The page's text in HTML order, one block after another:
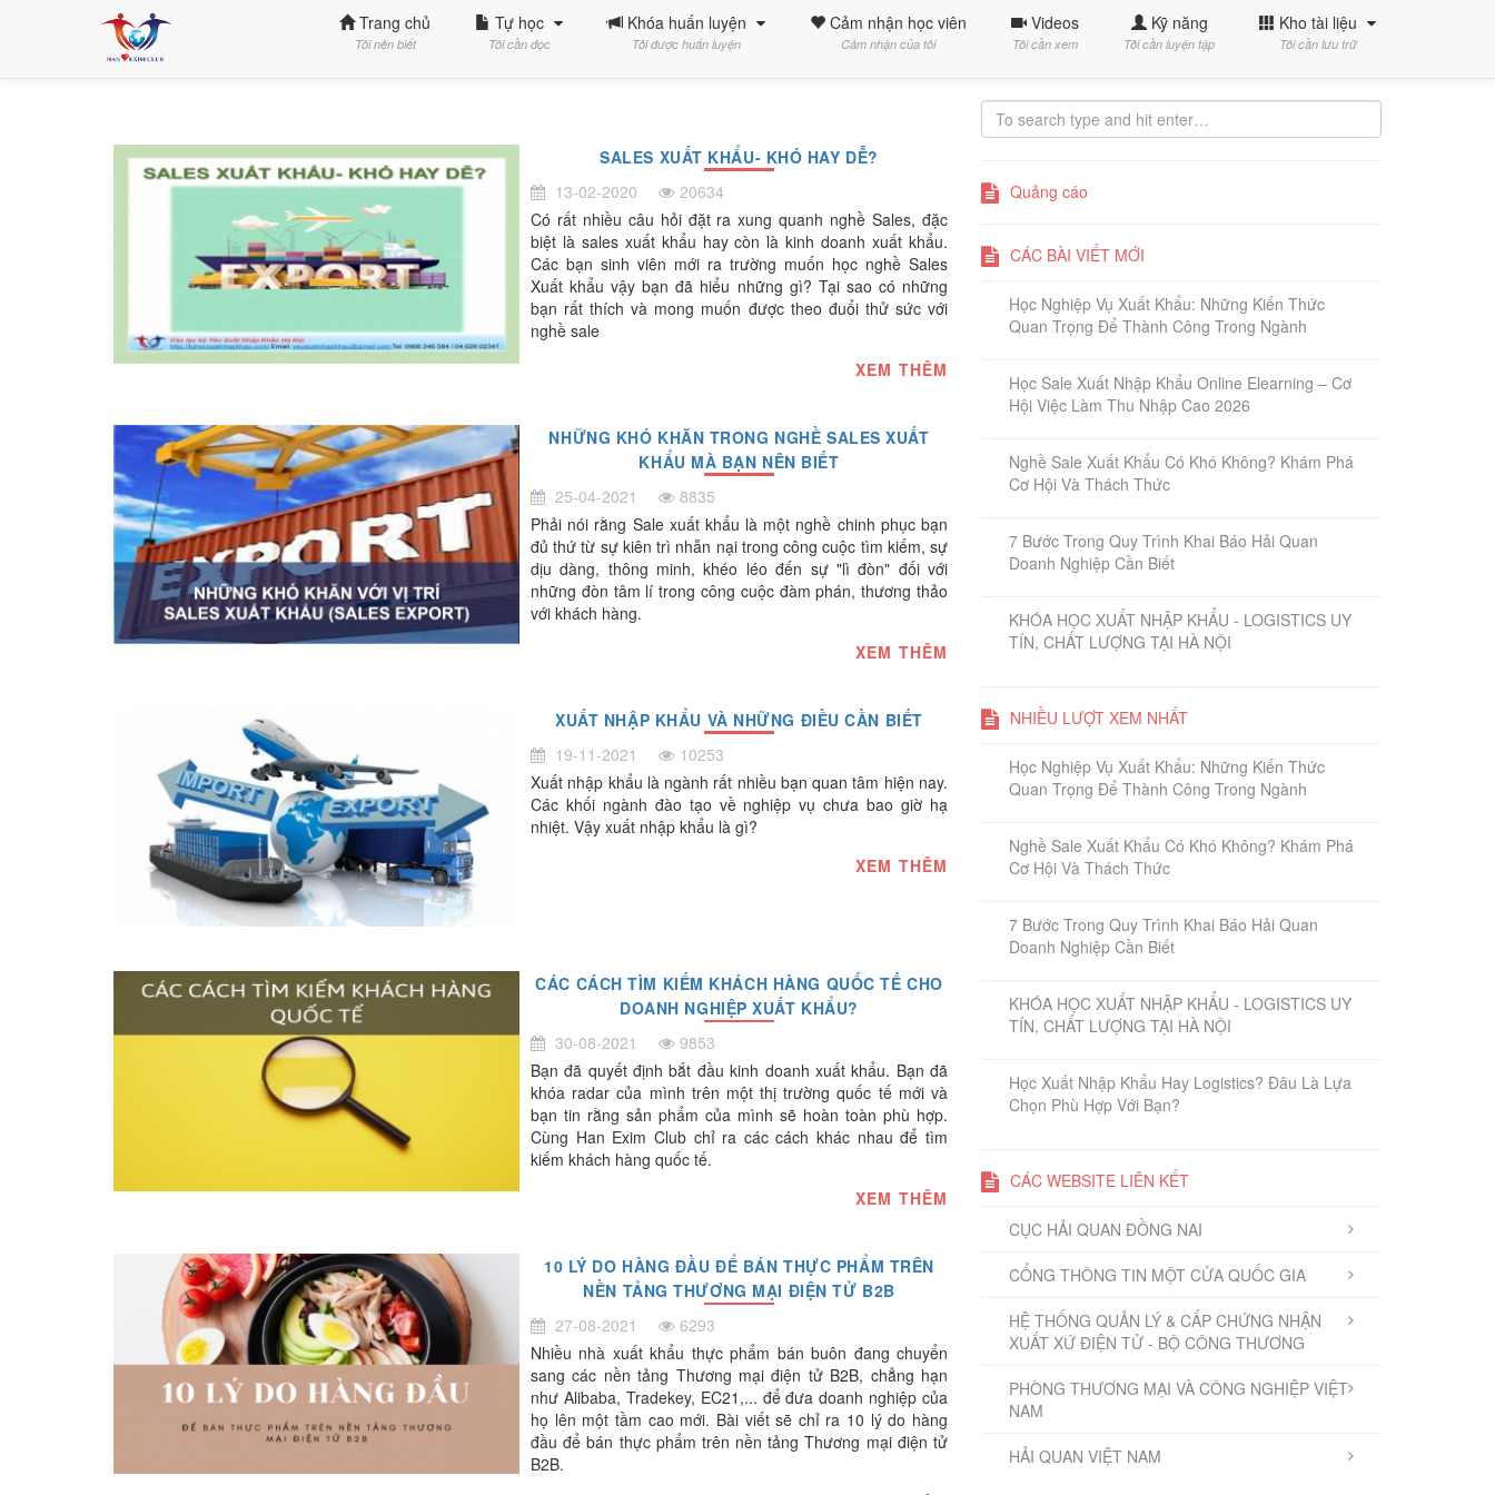
Trang chủ
Tôi nên biết
Tự học
Tôi cần đọc
Khóa huấn luyện
Tôi được huấn luyện
Cảm nhận học viên
Cảm nhận của tôi
Videos
Tôi cần xem
Kỹ năng
Tôi cần luyện tập
Kho tài liệu
Tôi cần lưu trữ
SALES XUẤT KHẨU- KHÓ HAY DỄ?
13-02-2020
20634
Có rất nhiều câu hỏi đặt ra xung quanh nghề Sales, đặc
biệt là sales xuất khẩu hay còn là kinh doanh xuất khẩu.
Các bạn sinh viên mới ra trường muốn học nghề Sales
Xuất khẩu vậy bạn đã hiểu những gì? Tại sao có những
bạn rất thích và mong muốn được theo đuổi thử sức với
nghề sale
XEM THÊM
NHỮNG KHÓ KHĂN TRONG NGHỀ SALES XUẤT
KHẨU MÀ BẠN NÊN BIẾT
25-04-2021
8835
Phải nói rằng Sale xuất khẩu là một nghề chinh phục bạn
đủ thứ từ sự kiên trì nhẫn nại trong công cuộc tìm kiếm, sự
dịu dàng, thông minh, khéo léo đến sự "lì đòn" đối với
những đòn tâm lí trong công cuộc đàm phán, thương thảo
với khách hàng.
XEM THÊM
XUẤT NHẬP KHẨU VÀ NHỮNG ĐIỀU CẦN BIẾT
19-11-2021
10253
Xuất nhập khẩu là ngành rất nhiều bạn quan tâm hiện nay.
Các khối ngành đào tạo về nghiệp vụ chưa bao giờ hạ
nhiệt. Vậy xuất nhập khẩu là gì?
XEM THÊM
CÁC CÁCH TÌM KIẾM KHÁCH HÀNG QUỐC TẾ CHO
DOANH NGHIỆP XUẤT KHẨU?
30-08-2021
9853
Bạn đã quyết định bắt đầu kinh doanh xuất khẩu. Bạn đã
khóa radar của mình trên một thị trường quốc tế mới và
bạn tin rằng sản phẩm của mình sẽ hoàn toàn phù hợp.
Cùng Han Exim Club chỉ ra các cách khác nhau để tìm
kiếm khách hàng quốc tế.
XEM THÊM
10 LÝ DO HÀNG ĐẦU ĐỂ BÁN THỰC PHẨM TRÊN
NỀN TẢNG THƯƠNG MẠI ĐIỆN TỬ B2B
27-08-2021
6293
Nhiều nhà xuất khẩu thực phẩm bán buôn đang chuyển
sang các nền tảng Thương mại điện tử B2B, chẳng hạn
như Alibaba, Tradekey, EC21,... để đưa doanh nghiệp của
họ lên một tầm cao mới. Bài viết sẽ chỉ ra 10 lý do hàng
đầu để bán thực phẩm trên nền tảng Thương mại điện tử
B2B.
Quảng cáo
CÁC BÀI VIẾT MỚI
Học Nghiệp Vụ Xuất Khẩu: Những Kiến Thức
Quan Trọng Để Thành Công Trong Ngành
Học Sale Xuất Nhập Khẩu Online Elearning – Cơ
Hội Việc Làm Thu Nhập Cao 2026
Nghề Sale Xuất Khẩu Có Khó Không? Khám Phá
Cơ Hội Và Thách Thức
7 Bước Trong Quy Trình Khai Báo Hải Quan
Doanh Nghiệp Cần Biết
KHÓA HỌC XUẤT NHẬP KHẨU - LOGISTICS UY
TÍN, CHẤT LƯỢNG TẠI HÀ NỘI
NHIỀU LƯỢT XEM NHẤT
Học Nghiệp Vụ Xuất Khẩu: Những Kiến Thức
Quan Trọng Để Thành Công Trong Ngành
Nghề Sale Xuất Khẩu Có Khó Không? Khám Phá
Cơ Hội Và Thách Thức
7 Bước Trong Quy Trình Khai Báo Hải Quan
Doanh Nghiệp Cần Biết
KHÓA HỌC XUẤT NHẬP KHẨU - LOGISTICS UY
TÍN, CHẤT LƯỢNG TẠI HÀ NỘI
Học Xuất Nhập Khẩu Hay Logistics? Đâu Là Lựa
Chọn Phù Hợp Với Bạn?
CÁC WEBSITE LIÊN KẾT
CỤC HẢI QUAN ĐỒNG NAI
CỔNG THÔNG TIN MỘT CỬA QUỐC GIA
HỆ THỐNG QUẢN LÝ & CẤP CHỨNG NHẬN
XUẤT XỨ ĐIỆN TỬ - BỘ CÔNG THƯƠNG
PHÒNG THƯƠNG MẠI VÀ CÔNG NGHIỆP VIỆT
NAM
HẢI QUAN VIỆT NAM